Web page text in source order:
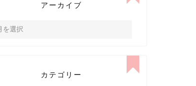
アーカイブ
カテゴリー